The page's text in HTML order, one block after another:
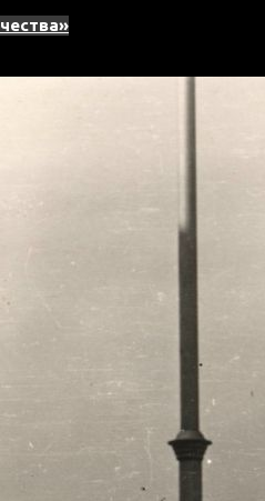
Ладыниной
фильмов имени Марины
фильмов имени Марины
фильмов имени Марины
фильмов имени Марины
фильмов имени Марины
фильмов имени Марины
фильмов имени Марины